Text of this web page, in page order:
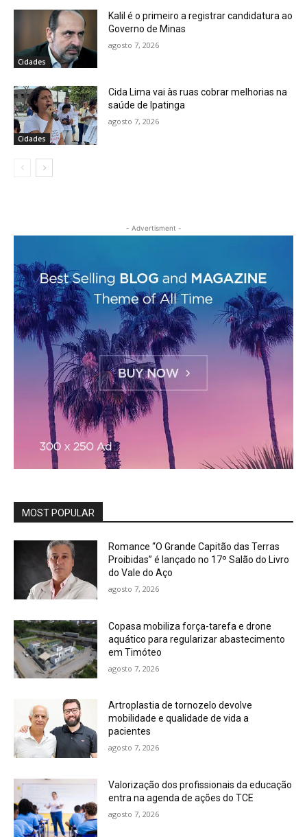
Cidades
Kalil é o primeiro a registrar candidatura ao
Governo de Minas
agosto 7, 2026
Cidades
Cida Lima vai às ruas cobrar melhorias na
saúde de Ipatinga
agosto 7, 2026
- Advertisment -
MOST POPULAR
Romance “O Grande Capitão das Terras
Proibidas” é lançado no 17º Salão do Livro
do Vale do Aço
agosto 7, 2026
Copasa mobiliza força-tarefa e drone
aquático para regularizar abastecimento
em Timóteo
agosto 7, 2026
Artroplastia de tornozelo devolve
mobilidade e qualidade de vida a
pacientes
agosto 7, 2026
Valorização dos profissionais da educação
entra na agenda de ações do TCE
agosto 7, 2026